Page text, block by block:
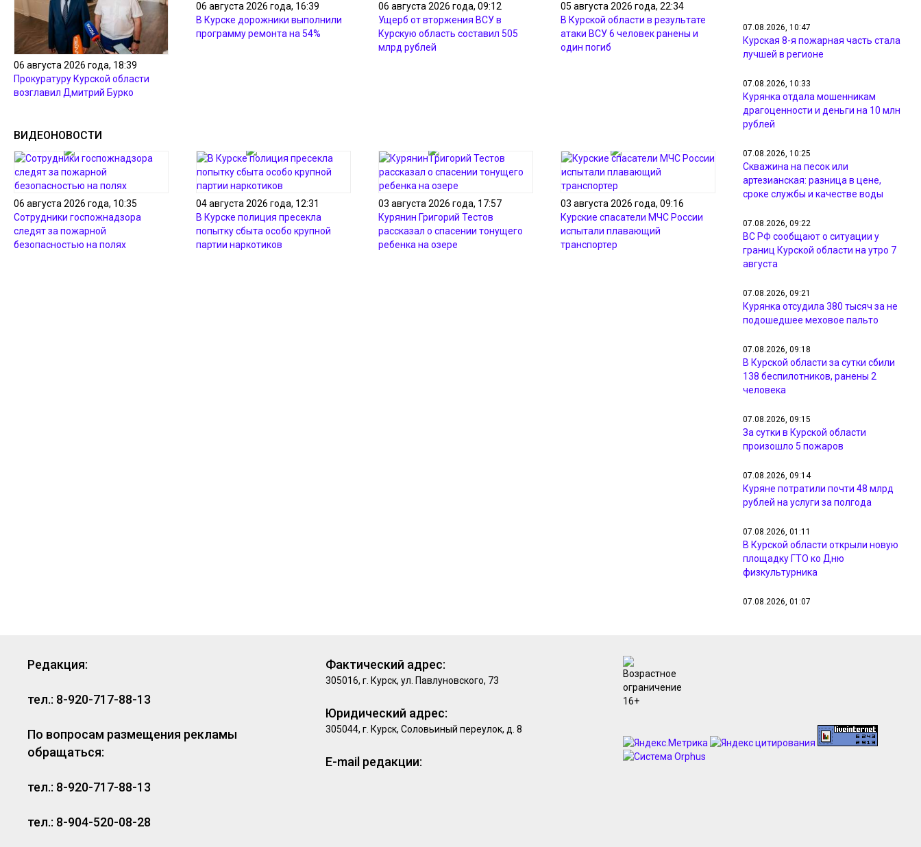
06 августа 2026 года, 18:39
Прокуратуру Курской области
возглавил Дмитрий Бурко
06 августа 2026 года, 16:39
В Курске дорожники выполнили
программу ремонта на 54%
06 августа 2026 года, 09:12
Ущерб от вторжения ВСУ в
Курскую область составил 505
млрд рублей
05 августа 2026 года, 22:34
В Курской области в результате
атаки ВСУ 6 человек ранены и
один погиб
ВИДЕОНОВОСТИ
06 августа 2026 года, 10:35
Сотрудники госпожнадзора
следят за пожарной
безопасностью на полях
04 августа 2026 года, 12:31
В Курске полиция пресекла
попытку сбыта особо крупной
партии наркотиков
03 августа 2026 года, 17:57
Курянин Григорий Тестов
рассказал о спасении тонущего
ребенка на озере
03 августа 2026 года, 09:16
Курские спасатели МЧС России
испытали плавающий
транспортер
07.08.2026, 10:47
Курская 8-я пожарная часть стала
лучшей в регионе
07.08.2026, 10:33
Курянка отдала мошенникам
драгоценности и деньги на 10 млн
рублей
07.08.2026, 10:25
Скважина на песок или
артезианская: разница в цене,
сроке службы и качестве воды
07.08.2026, 09:22
ВС РФ сообщают о ситуации у
границ Курской области на утро 7
августа
07.08.2026, 09:21
Курянка отсудила 380 тысяч за не
подошедшее меховое пальто
07.08.2026, 09:18
В Курской области за сутки сбили
138 беспилотников, ранены 2
человека
07.08.2026, 09:15
За сутки в Курской области
произошло 5 пожаров
07.08.2026, 09:14
Куряне потратили почти 48 млрд
рублей на услуги за полгода
07.08.2026, 01:11
В Курской области открыли новую
площадку ГТО ко Дню
физкультурника
07.08.2026, 01:07
В Курской области нашли 55 новых
Редакция:
тел.: 8-920-717-88-13
По вопросам размещения рекламы
обращаться:
тел.: 8-920-717-88-13
тел.: 8-904-520-08-28
Фактический адрес:
305016, г. Курск, ул. Павлуновского, 73
Юридический адрес:
305044, г. Курск, Соловьиный переулок, д. 8
E-mail редакции: